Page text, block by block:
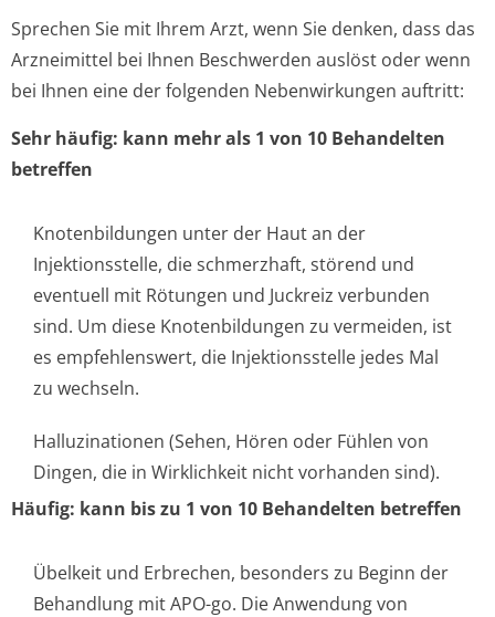
Sprechen Sie mit Ihrem Arzt, wenn Sie denken, dass das
Arzneimittel bei Ihnen Beschwerden auslöst oder wenn
bei Ihnen eine der folgenden Nebenwirkungen auftritt:
Sehr häufig: kann mehr als 1 von 10 Behandelten
betreffen
Knotenbildungen unter der Haut an der
Injektionsstelle, die schmerzhaft, störend und
eventuell mit Rötungen und Juckreiz verbunden
sind. Um diese Knotenbildungen zu vermeiden, ist
es empfehlenswert, die Injektionsstelle jedes Mal
zu wechseln.
Halluzinationen (Sehen, Hören oder Fühlen von
Dingen, die in Wirklichkeit nicht vorhanden sind).
Häufig: kann bis zu 1 von 10 Behandelten betreffen
Übelkeit und Erbrechen, besonders zu Beginn der
Behandlung mit APO-go. Die Anwendung von